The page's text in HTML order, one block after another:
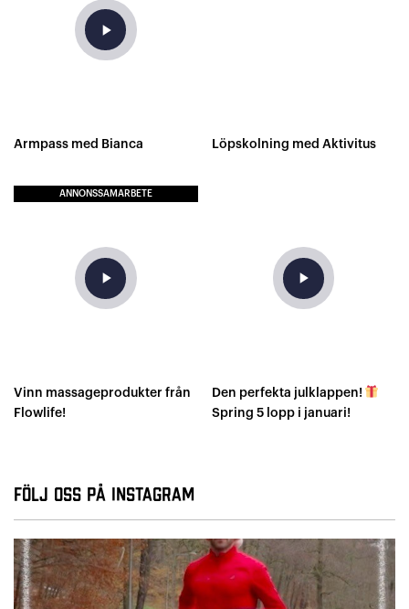
play_arrow
Armpass med Bianca Löpskolning med Aktivitus
ANNONSSAMARBETE
play_arrow
Vinn massageprodukter från
Flowlife!
play_arrow
Den perfekta julklappen!
Spring 5 lopp i januari!
Följ oss på Instagram